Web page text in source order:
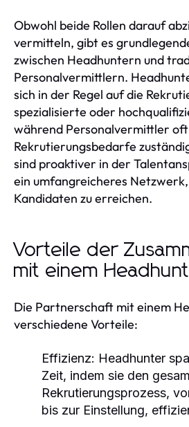
Obwohl beide Rollen darauf
vermitteln, gibt es
zwischen Headhuntern und
Personalvermittlern.
sich in der Regel auf die
spezialisierte oder
während Personalvermittler
Rekrutierungsbedarfe
sind proaktiver in der
ein umfangreicheres Netzwerk,
Kandidaten zu erreichen.
Vorteile der
mit einem
Die Partnerschaft mit einem
verschiedene Vorteile:
Effizienz: Headhunter
Zeit, indem sie den
Rekrutierungsprozess,
bis zur Einstellung,